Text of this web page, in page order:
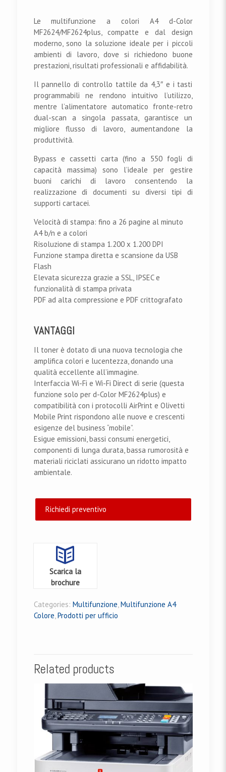
Le multifunzione a colori A4 d-Color
MF2624/MF2624plus, compatte e dal design
moderno, sono la soluzione ideale per i piccoli
ambienti di lavoro, dove si richiedono buone
prestazioni, risultati professionali e affidabilità.
Il pannello di controllo tattile da 4,3″ e i tasti
programmabili ne rendono intuitivo l’utilizzo,
mentre l’alimentatore automatico fronte-retro
dual-scan a singola passata, garantisce un
migliore flusso di lavoro, aumentandone la
produttività.
Bypass e cassetti carta (fino a 550 fogli di
capacità massima) sono l’ideale per gestire
buoni carichi di lavoro consentendo la
realizzazione di documenti su diversi tipi di
supporti cartacei.
Velocità di stampa: fino a 26 pagine al minuto
A4 b/n e a colori
Risoluzione di stampa 1.200 x 1.200 DPI
Funzione stampa diretta e scansione da USB
Flash
Elevata sicurezza grazie a SSL, IPSEC e
funzionalità di stampa privata
PDF ad alta compressione e PDF crittografato
VANTAGGI
Il toner è dotato di una nuova tecnologia che
amplifica colori e lucentezza, donando una
qualità eccellente all’immagine.
Interfaccia Wi-Fi e Wi-Fi Direct di serie (questa
funzione solo per d-Color MF2624plus) e
compatibilità con i protocolli AirPrint e Olivetti
Mobile Print rispondono alle nuove e crescenti
esigenze del business “mobile”.
Esigue emissioni, bassi consumi energetici,
componenti di lunga durata, bassa rumorosità e
materiali riciclati assicurano un ridotto impatto
ambientale.
Richiedi preventivo
Scarica la
brochure
Categories: Multifunzione Multifunzione A4
Colore Prodotti per ufficio
Related products